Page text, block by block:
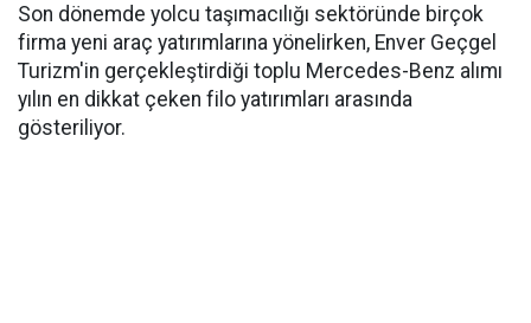
Son dönemde yolcu taşımacılığı sektöründe birçok
firma yeni araç yatırımlarına yönelirken, Enver Geçgel
Turizm'in gerçekleştirdiği toplu Mercedes-Benz alımı
yılın en dikkat çeken filo yatırımları arasında
gösteriliyor.